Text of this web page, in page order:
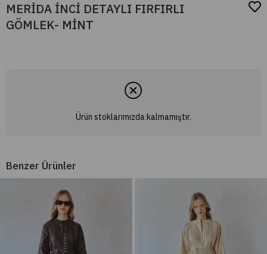
MERİDA İNCİ DETAYLI FIRFIRLI
GÖMLEK- MİNT
Ürün stoklarımızda kalmamıştır.
Benzer Ürünler